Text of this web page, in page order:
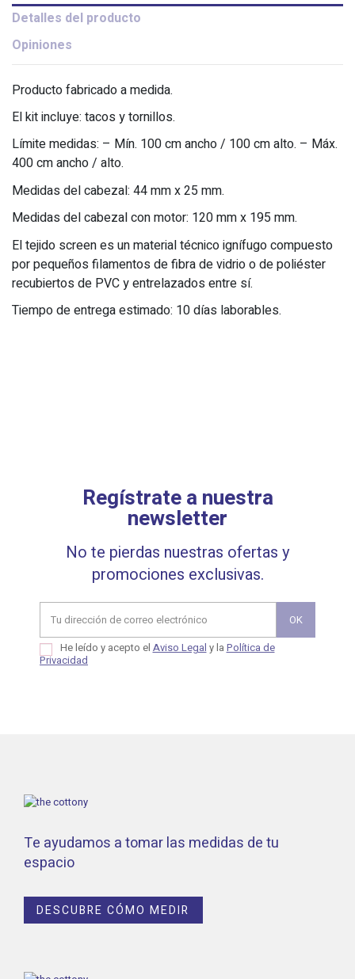
Detalles del producto
Opiniones
Producto fabricado a medida.
El kit incluye: tacos y tornillos.
Límite medidas: – Mín. 100 cm ancho / 100 cm alto. – Máx.
400 cm ancho / alto.
Medidas del cabezal: 44 mm x 25 mm.
Medidas del cabezal con motor: 120 mm x 195 mm.
El tejido screen es un material técnico ignífugo compuesto
por pequeños filamentos de fibra de vidrio o de poliéster
recubiertos de PVC y entrelazados entre sí.
Tiempo de entrega estimado: 10 días laborables.
Regístrate a nuestra
newsletter
No te pierdas nuestras ofertas y
promociones exclusivas.
He leído y acepto el Aviso Legal y la Política de
Privacidad
Te ayudamos a tomar las medidas de tu
espacio
DESCUBRE CÓMO MEDIR